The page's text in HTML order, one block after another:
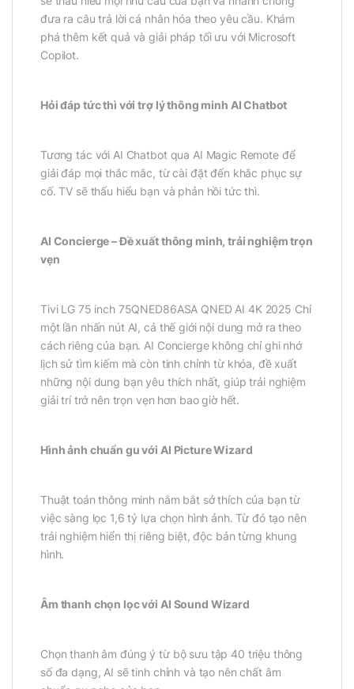
đưa ra câu trả lời cá nhân hóa theo yêu cầu. Khám
phá thêm kết quả và giải pháp tối ưu với Microsoft
Copilot.
Hỏi đáp tức thì với trợ lý thông minh AI Chatbot
Tương tác với AI Chatbot qua AI Magic Remote để
giải đáp mọi thắc mắc, từ cài đặt đến khắc phục sự
cố. TV sẽ thấu hiểu bạn và phản hồi tức thì.
AI Concierge – Đề xuất thông minh, trải nghiệm trọn
vẹn
Tivi LG 75 inch 75QNED86ASA QNED AI 4K 2025 Chỉ
một lần nhấn nút AI, cả thế giới nội dung mở ra theo
cách riêng của bạn. AI Concierge không chỉ ghi nhớ
lịch sử tìm kiếm mà còn tinh chỉnh từ khóa, đề xuất
những nội dung bạn yêu thích nhất, giúp trải nghiệm
giải trí trở nên trọn vẹn hơn bao giờ hết.
Hình ảnh chuẩn gu với AI Picture Wizard
Thuật toán thông minh nắm bắt sở thích của bạn từ
việc sàng lọc 1,6 tỷ lựa chọn hình ảnh. Từ đó tạo nên
trải nghiệm hiển thị riêng biệt, độc bản từng khung
hình.
Âm thanh chọn lọc với AI Sound Wizard
Chọn thanh âm đúng ý từ bộ sưu tập 40 triệu thông
số đa dạng, AI sẽ tinh chỉnh và tạo nên chất âm